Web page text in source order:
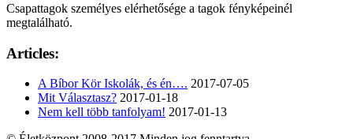
Csapattagok személyes elérhetősége a tagok fényképeinél
megtalálható.
Articles:
A Bíbor Kör Iskolák, és én…. 2017-07-05
Mit Választasz? 2017-01-18
Nem kell több tanfolyam! 2017-01-13